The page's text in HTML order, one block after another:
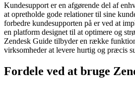
Kundesupport er en afgørende del af
at opretholde gode relationer til sine
forbedre kundesupporten på er ved at
en platform designet til at optimere og
Zendesk Guide tilbyder en række
virksomheder at levere hurtig og præcis
Fordele ved at bruge